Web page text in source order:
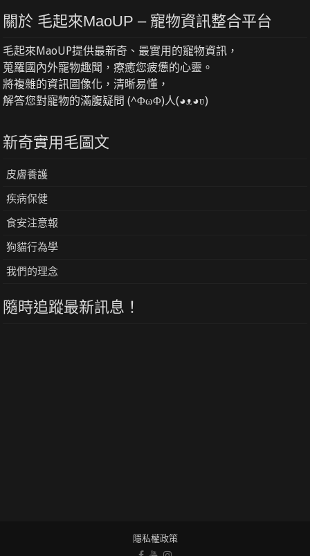
關於 毛起來MaoUP – 寵物資訊整合平台
毛起來MaoUP提供最新奇、最實用的寵物資訊，
蒐羅國內外寵物趣聞，療癒您疲憊的心靈。
將複雜的資訊圖像化，清晰易懂，
解答您對寵物的滿腹疑問 (^ΦωΦ)人(◕ᴥ◕ʋ)
新奇實用毛圖文
皮膚養護
疾病保健
食安注意報
狗貓行為學
我們的理念
隨時追蹤最新訊息！
隱私權政策